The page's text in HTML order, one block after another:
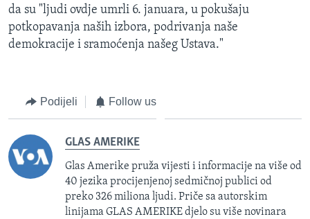
da su "ljudi ovdje umrli 6. januara, u pokušaju
potkopavanja naših izbora, podrivanja naše
demokracije i sramoćenja našeg Ustava."
Podijeli Follow us
GLAS AMERIKE
Glas Amerike pruža vijesti i informacije na više od
40 jezika procijenjenoj sedmičnoj publici od
preko 326 miliona ljudi. Priče sa autorskim
linijama GLAS AMERIKE djelo su više novinara